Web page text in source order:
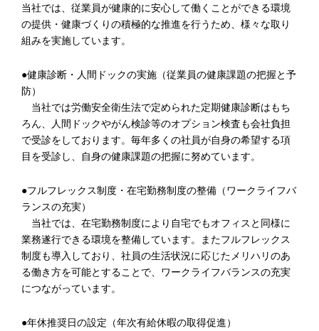
当社では、従業員が健康的に安心して働くことができる環境
の提供・健康づくりの積極的な推進を行うため、様々な取り
組みを実施しています。
●健康診断・人間ドックの実施（従業員の健康課題の把握と予
防）
当社では労働安全衛生法で定められた定期健康診断はもち
ろん、人間ドックやがん検診等のオプション検査も会社負担
で受診をしております。毎年多くの社員が自身の希望する項
目を受診し、自身の健康課題の把握に努めています。
●フルフレックス制度・在宅勤務制度の整備（ワークライフバ
ランスの充実）
当社では、在宅勤務制度により自宅でもオフィスと同様に
業務遂行できる環境を整備しています。またフルフレックス
制度も導入しており、社員の生活状況に応じたメリハリのあ
る働き方を可能とすることで、ワークライフバランスの充実
につながっています。
●年休推奨日の設定（年次有給休暇の取得促進）